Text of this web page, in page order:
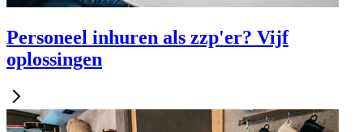
Personeel inhuren als zzp'er? Vijf
oplossingen